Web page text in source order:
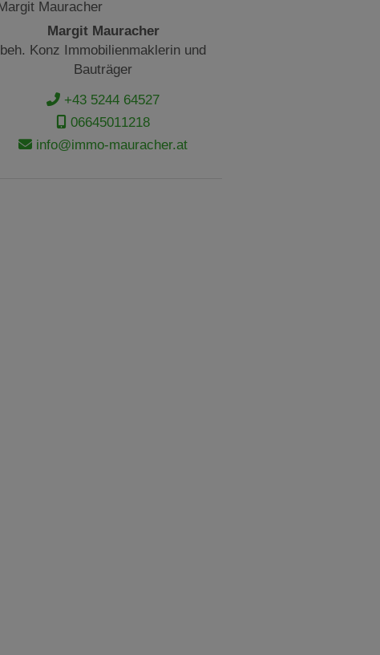
Margit Mauracher
beh. Konz Immobilienmaklerin und
Bauträger
+43 5244 64527
06645011218
info@immo-mauracher.at